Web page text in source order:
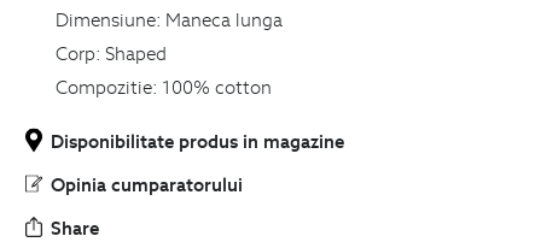
Dimensiune: Maneca lunga
Corp: Shaped
Compozitie: 100% cotton
Disponibilitate produs in magazine
Opinia cumparatorului
Share